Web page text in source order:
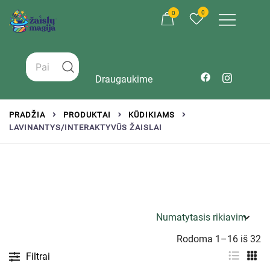
0 0
Draugaukime
PRADŽIA PRODUKTAI
KŪDIKIAMS
LAVINANTYS/INTERAKTYVŪS ŽAISLAI
Filtrai
Rodoma 1–16 iš 32